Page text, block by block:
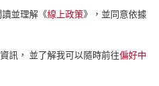
並理解《線上政策》，並同意依據
訊， 並了解我可以隨時前往偏好中